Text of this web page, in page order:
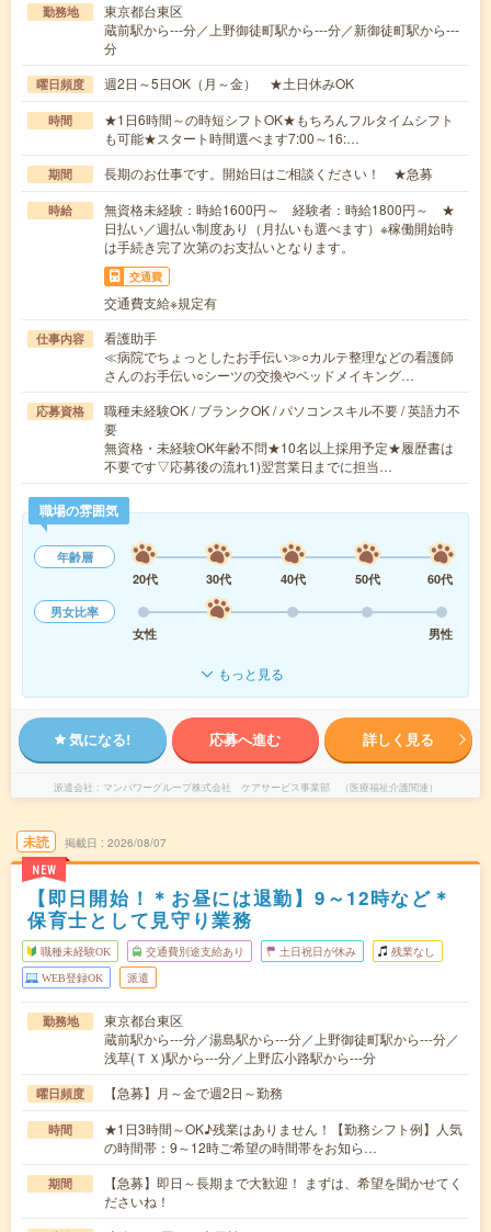
勤務地
東京都台東区
蔵前駅から---分／上野御徒町駅から---分／新御徒町駅から---
分
曜日頻度 週2日～5日OK（月～金） ★土日休みOK
時間
★1日6時間～の時短シフトOK★もちろんフルタイムシフト
も可能★スタート時間選べます7:00～16:…
期間 長期のお仕事です。開始日はご相談ください！ ★急募
時給
無資格未経験：時給1600円～ 経験者：時給1800円～ ★
日払い／週払い制度あり（月払いも選べます）※稼働開始時
は手続き完了次第のお支払いとなります。
交通費
交通費支給※規定有
仕事内容
看護助手
≪病院でちょっとしたお手伝い≫○カルテ整理などの看護師
さんのお手伝い○シーツの交換やベッドメイキング…
応募資格
職種未経験OK / ブランクOK / パソコンスキル不要 / 英語力不
要
無資格・未経験OK年齢不問★10名以上採用予定★履歴書は
不要です▽応募後の流れ1)翌営業日までに担当…
職場の雰囲気
年齢層
20代
30代 40代 50代
60代
男女比率
女性
男性
もっと見る
気になる! 応募へ進む 詳しく見る
派遣会社 マンパワーグループ株式会社 ケアサービス事業部 （医療福祉介護関連）
未読
NEW
掲載日 2026/08/07
【即日開始！＊お昼には退勤】9～12時など＊
保育士として見守り業務
職種未経験OK 交通費別途支給あり 土日祝日が休み 残業なし
WEB登録OK 派遣
勤務地
東京都台東区
蔵前駅から---分／湯島駅から---分／上野御徒町駅から---分／
浅草(ＴＸ)駅から---分／上野広小路駅から---分
曜日頻度 【急募】月～金で週2日～勤務
時間
★1日3時間～OK♪残業はありません！【勤務シフト例】人気
の時間帯：9～12時ご希望の時間帯をお知ら…
期間
【急募】即日～長期まで大歓迎！ まずは、希望を聞かせてく
ださいね！